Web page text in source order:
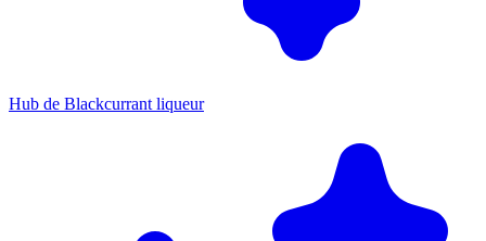
Hub de Blackcurrant liqueur